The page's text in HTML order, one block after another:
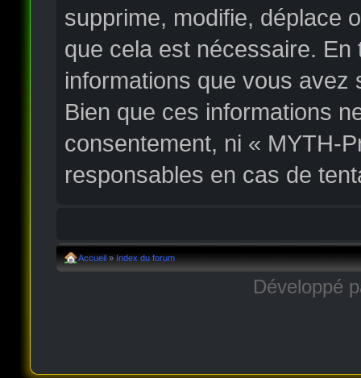
supprime, modifie, déplace
que cela est nécessaire.
informations que vous
Bien que ces informations
consentement, ni « MYTH-
responsables en cas de
Accueil » Index du forum
Développé